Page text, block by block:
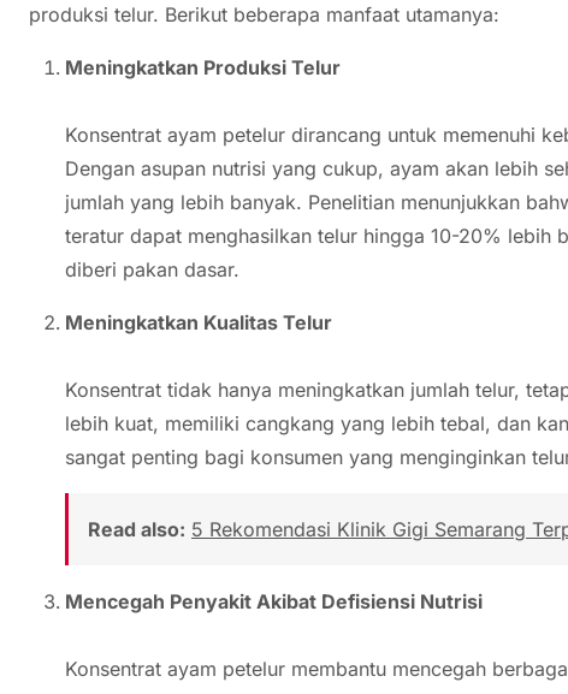
produksi telur. Berikut beberapa manfaat utamanya:
Meningkatkan Produksi Telur
Konsentrat ayam petelur dirancang untuk memenuhi
Dengan asupan nutrisi yang cukup, ayam akan lebih
jumlah yang lebih banyak. Penelitian menunjukkan
teratur dapat menghasilkan telur hingga 10-20% lebih
diberi pakan dasar.
Meningkatkan Kualitas Telur
Konsentrat tidak hanya meningkatkan jumlah telur,
lebih kuat, memiliki cangkang yang lebih tebal, dan
sangat penting bagi konsumen yang menginginkan
Read also: 5 Rekomendasi Klinik Gigi Semarang
Mencegah Penyakit Akibat Defisiensi Nutrisi
Konsentrat ayam petelur membantu mencegah